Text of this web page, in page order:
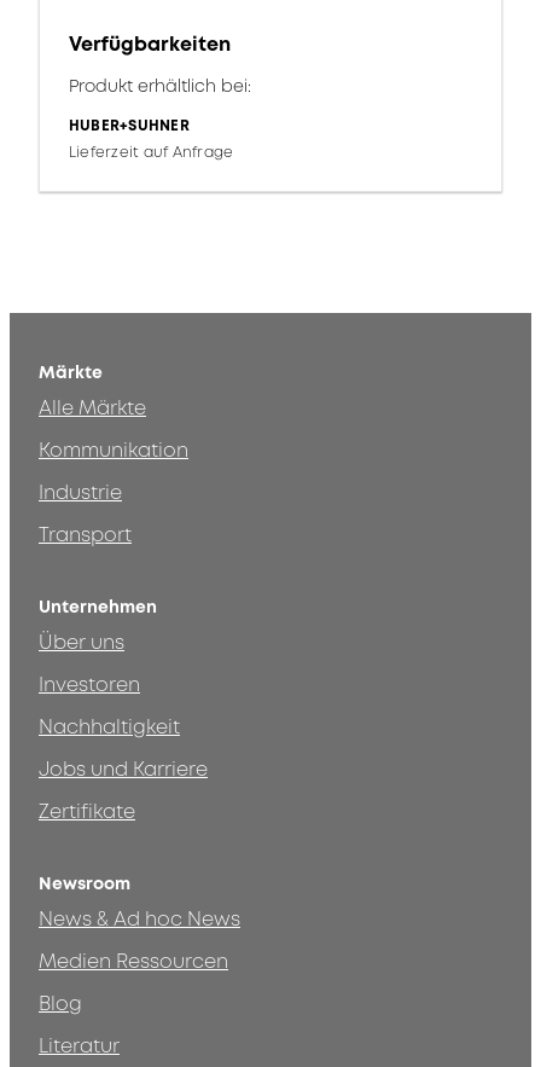
Verfügbarkeiten
Produkt erhältlich bei:
HUBER+SUHNER
Lieferzeit auf Anfrage
Märkte
Alle Märkte
Kommunikation
Industrie
Transport
Unternehmen
Über uns
Investoren
Nachhaltigkeit
Jobs und Karriere
Zertifikate
Newsroom
News & Ad hoc News
Medien Ressourcen
Blog
Literatur